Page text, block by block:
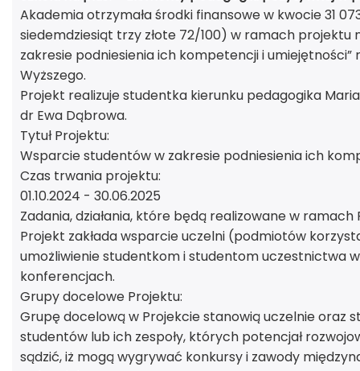
Akademia otrzymała środki finansowe w kwocie 31
siedemdziesiąt trzy złote 72/100) w ramach
zakresie podniesienia ich kompetencji i
Wyższego.
Projekt realizuje studentka kierunku pedagogika
dr Ewa Dąbrowa.
Tytuł Projektu:
Wsparcie studentów w zakresie podniesienia ich
Czas trwania projektu:
01.10.2024 - 30.06.2025
Zadania, działania, które będą realizowane w ramach
Projekt zakłada wsparcie uczelni (podmiotów
umożliwienie studentkom i studentom uczestnictwa
konferencjach.
Grupy docelowe Projektu:
Grupę docelową w Projekcie stanowią uczelnie oraz
studentów lub ich zespoły, których potencjał
sądzić, iż mogą wygrywać konkursy i zawody